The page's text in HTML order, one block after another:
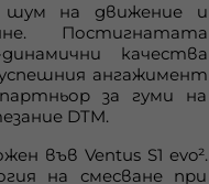
шум на движение и
Постигнатата
качества
ангажимент
за гуми на
DTM.
във Ventus S1 evo².
на смесване при